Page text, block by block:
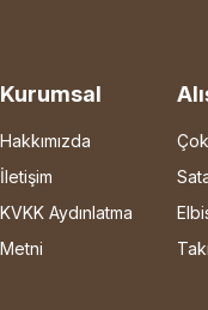
Kurumsal
Hakkımızda
İletişim
KVKK Aydınlatma
Metni
Çok